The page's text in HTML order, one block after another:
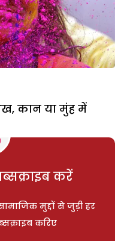
कान या मुंह में
करें
मुद्दों से जुड़ी हर
करिए